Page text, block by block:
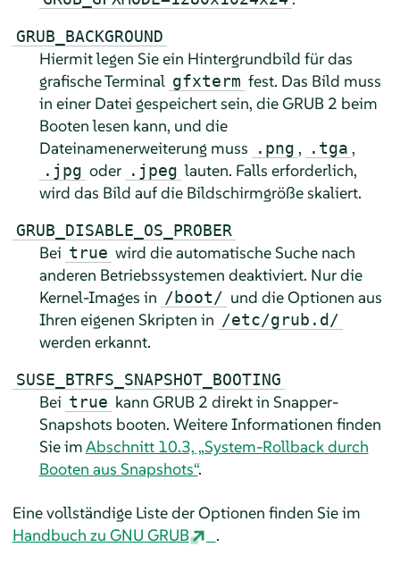
GRUB_BACKGROUND
Hiermit legen Sie ein Hintergrundbild für das
grafische Terminal gfxterm fest. Das Bild muss
in einer Datei gespeichert sein, die GRUB 2 beim
Booten lesen kann, und die
Dateinamenerweiterung muss
.png , .tga ,
.jpg oder .jpeg lauten. Falls erforderlich,
wird das Bild auf die Bildschirmgröße skaliert.
GRUB_DISABLE_OS_PROBER
Bei true wird die automatische Suche nach
anderen Betriebssystemen deaktiviert. Nur die
Kernel-Images in /boot/ und die Optionen aus
Ihren eigenen Skripten in /etc/grub.d/
werden erkannt.
SUSE_BTRFS_SNAPSHOT_BOOTING
Bei true kann GRUB 2 direkt in Snapper-
Snapshots booten. Weitere Informationen finden
Sie imAbschnitt 10.3, „System-Rollback durch
Booten aus Snapshots“.
Eine vollständige Liste der Optionen finden Sie im
Handbuch zu GNU GRUB
.